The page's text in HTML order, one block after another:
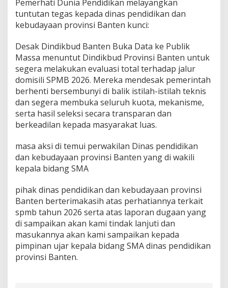
Pemerhati Dunia Pendidikan melayangkan
tuntutan tegas kepada dinas pendidikan dan
kebudayaan provinsi Banten kunci:
Desak Dindikbud Banten Buka Data ke Publik
Massa menuntut Dindikbud Provinsi Banten untuk
segera melakukan evaluasi total terhadap jalur
domisili SPMB 2026. Mereka mendesak pemerintah
berhenti bersembunyi di balik istilah-istilah teknis
dan segera membuka seluruh kuota, mekanisme,
serta hasil seleksi secara transparan dan
berkeadilan kepada masyarakat luas.
masa aksi di temui perwakilan Dinas pendidikan
dan kebudayaan provinsi Banten yang di wakili
kepala bidang SMA
pihak dinas pendidikan dan kebudayaan provinsi
Banten berterimakasih atas perhatiannya terkait
spmb tahun 2026 serta atas laporan dugaan yang
di sampaikan akan kami tindak lanjuti dan
masukannya akan kami sampaikan kepada
pimpinan ujar kepala bidang SMA dinas pendidikan
provinsi Banten.